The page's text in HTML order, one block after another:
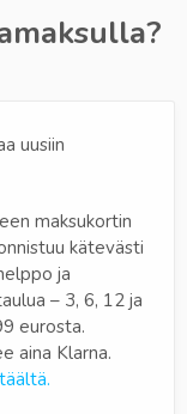
uusiin
maksukortin
kätevästi
ja
– 3, 6, 12 ja
eurosta.
aina Klarna.
täältä.